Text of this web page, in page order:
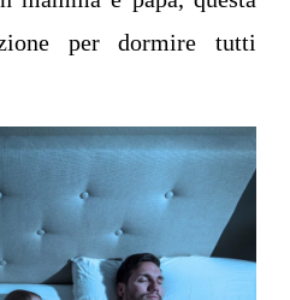
per dormire tutti